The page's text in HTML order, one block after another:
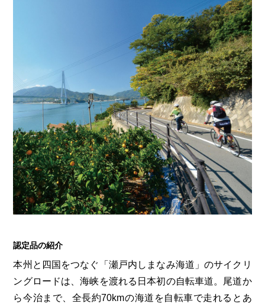
おのえきTIMES
雑貨シリーズ
恋するジャージー 瀬戸田レモン
蒜山ショコラ
蒜山ショコラクッキーズ
せとうちのおいしいシリーズ
生スフレ ふわり～ぬ
せとうちの果実 チューハイ
カテゴリー・タグ・キーワードから探す
第15回 未来へつなぐ人
第14回 持続と進化 第13回 せとうちの海を育む山々
第12回 第11回 せとうち
第10回 岡山・備後の果物 第9回 岡山・備後のうめぇもん
第8回 岡山市 第7回 美作市/西粟倉村/奈義町/勝央町
第6回 瀬戸内市/備前市/和気町/赤磐市 第5回 津山市/鏡野町/吉備中央町/久米南町/美咲町
第2回 真庭市/新庄村
ふるさとあっ晴れ認定とは デジタルカタログ
SAKU美SAKU楽
SETOUCHI TRAIN
La Malle de Bois
地酒列車
スローライフ列車
ふるさとおこしプロジェクトとは
活動内容
認定品の紹介
本州と四国をつなぐ「瀬戸内しまなみ海道」のサイクリ
ングロードは、海峡を渡れる日本初の自転車道。尾道か
ら今治まで、全長約70kmの海道を自転車で走れるとあ